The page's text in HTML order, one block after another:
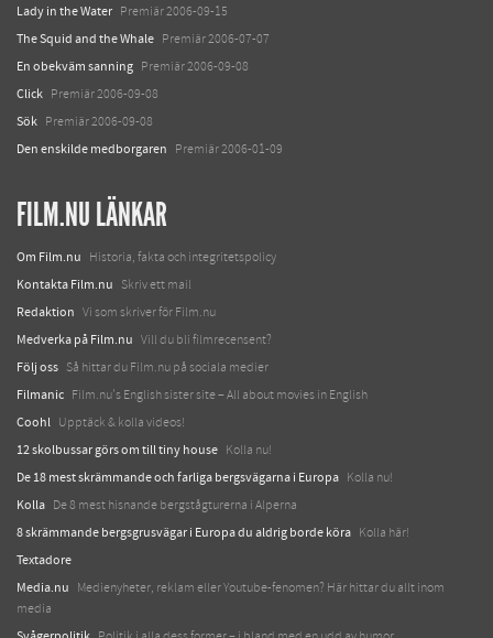
Lady in the Water Premiär 2006-09-15
The Squid and the Whale Premiär 2006-07-07
En obekväm sanning Premiär 2006-09-08
Click Premiär 2006-09-08
Sök Premiär 2006-09-08
Den enskilde medborgaren Premiär 2006-01-09
FILM.NU LÄNKAR
Om Film.nu Historia, fakta och integritetspolicy
Kontakta Film.nu Skriv ett mail
Redaktion Vi som skriver för Film.nu
Medverka på Film.nu Vill du bli filmrecensent?
Följ oss Så hittar du Film.nu på sociala medier
Filmanic Film.nu's English sister site – All about movies in English
Coohl Upptäck & kolla videos!
12 skolbussar görs om till tiny house Kolla nu!
De 18 mest skrämmande och farliga bergsvägarna i Europa Kolla nu!
Kolla De 8 mest hisnande bergstågturerna i Alperna
8 skrämmande bergsgrusvägar i Europa du aldrig borde köra Kolla här!
Textadore
Media.nu
Medienyheter, reklam eller Youtube-fenomen? Här hittar du allt inom
media